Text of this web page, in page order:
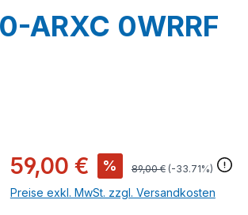
ARXC 0WRRF
59,00 € % 89,00 € (-33.71%)
Preise exkl. MwSt. zzgl. Versandkosten